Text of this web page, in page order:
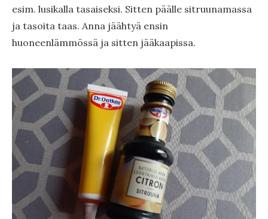
esim. lusikalla tasaiseksi. Sitten päälle sitruunamassa
ja tasoita taas. Anna jäähtyä ensin
huoneenlämmössä ja sitten jääkaapissa.